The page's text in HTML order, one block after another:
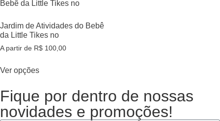
Jardim de Atividades do Bebê
da Little Tikes no
A partir de R$ 100,00
Ver opções
Fique por dentro de nossas
novidades e promoções!